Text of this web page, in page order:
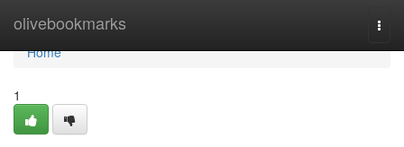
olivebookmarks
Home
Home
1